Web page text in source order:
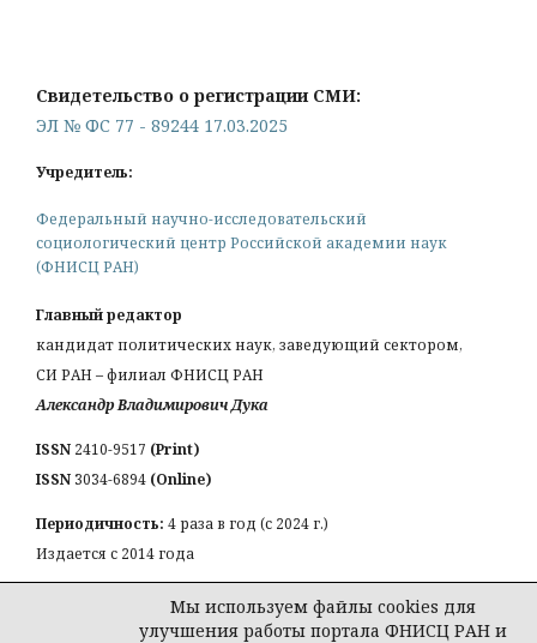
Свидетельство о регистрации СМИ:
ЭЛ № ФС 77 - 89244 17.03.2025
Учредитель:
Федеральный научно-исследовательский
социологический центр Российской академии наук
(ФНИСЦ РАН)
Главный редактор
кандидат политических наук, заведующий сектором,
СИ РАН – филиал ФНИСЦ РАН
Александр Владимирович Дука
ISSN 2410-9517 (Print)
ISSN3034-6894 (Online)
Периодичность: 4 раза в год (с 2024 г.)
Издается с 2014 года
a_duka@mail.ru
Мы используем файлы cookies для
улучшения работы портала ФНИСЦ РАН и